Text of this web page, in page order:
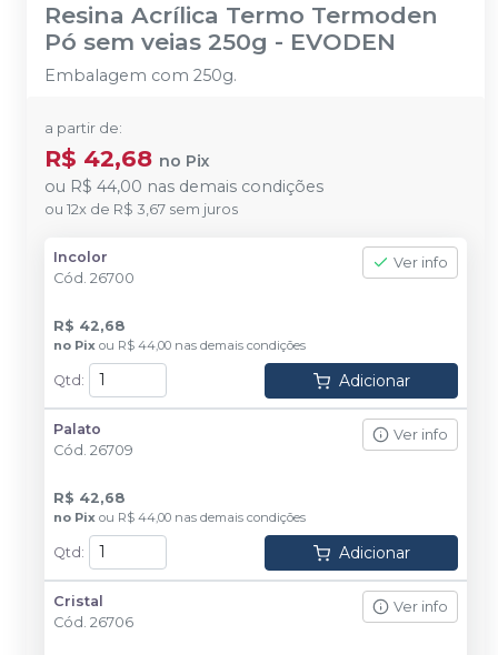
Resina Acrílica Termo Termoden
Pó sem veias 250g - EVODEN
Embalagem com 250g.
a partir de:
R$ 42,68 no Pix
ou R$ 44,00 nas demais condições
ou 12x de R$ 3,67 sem juros
Incolor
Cód. 26700
Ver info
R$ 42,68
no Pix ou R$ 44,00 nas demais condições
Qtd : Adicionar
Palato
Cód. 26709
Ver info
R$ 42,68
no Pix ou R$ 44,00 nas demais condições
Qtd : Adicionar
Cristal
Cód. 26706
Ver info